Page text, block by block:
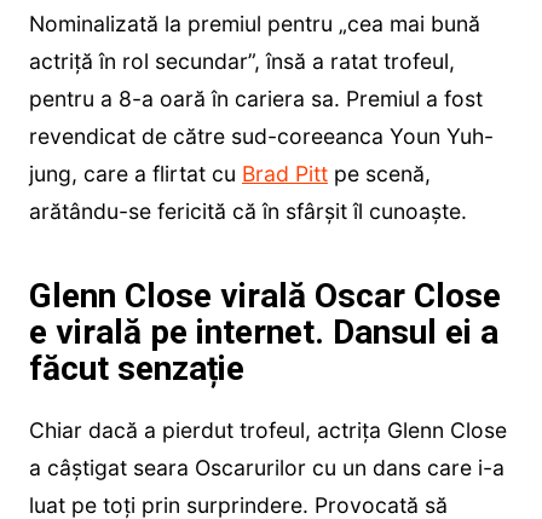
Nominalizată la premiul pentru „cea mai bună
actriță în rol secundar”, însă a ratat trofeul,
pentru a 8-a oară în cariera sa. Premiul a fost
revendicat de către sud-coreeanca Youn Yuh-
jung, care a flirtat cu Brad Pittpe scenă,
arătându-se fericită că în sfârșit îl cunoaște.
Glenn Close virală Oscar Close
e virală pe internet. Dansul ei a
făcut senzație
Chiar dacă a pierdut trofeul, actrița Glenn Close
a câștigat seara Oscarurilor cu un dans care i-a
luat pe toți prin surprindere. Provocată să